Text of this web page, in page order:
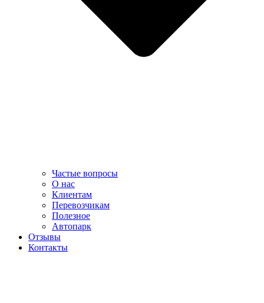
Частые вопросы
О нас
Клиентам
Перевозчикам
Полезное
Автопарк
Отзывы
Контакты